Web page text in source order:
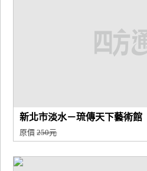
宣
傳
新北市淡水－琉傳天下藝術館
原價250元